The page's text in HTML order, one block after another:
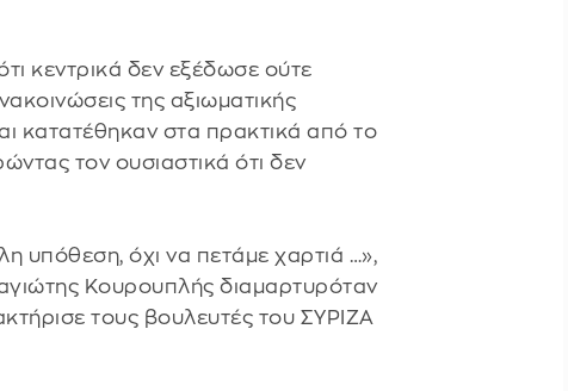
κεντρικά δεν εξέδωσε ούτε
της αξιωματικής
κατατέθηκαν στα πρακτικά από το
τον ουσιαστικά ότι δεν
υπόθεση, όχι να πετάμε χαρτιά …»,
Κουρουπλής διαμαρτυρόταν
τους βουλευτές του ΣΥΡΙΖΑ